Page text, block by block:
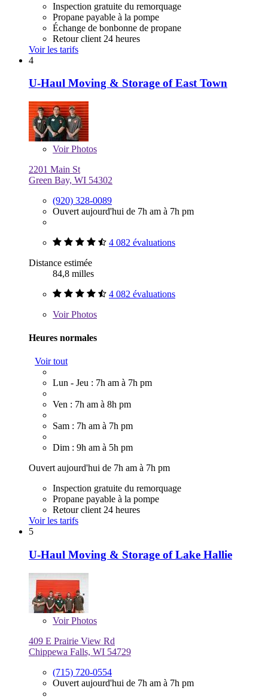
Inspection gratuite du remorquage
Propane payable à la pompe
Échange de bonbonne de propane
Retour client 24 heures
Voir les tarifs
4
U-Haul Moving & Storage of East Town
VoirPhotos
2201 Main St
Green Bay, WI 54302
(920) 328-0089
Ouvert aujourd'hui de 7h am à 7h pm
4 082 évaluations
Distance estimée
84,8 milles
4 082 évaluations
VoirPhotos
Heures normales
Voir tout
Lun - Jeu : 7h am à 7h pm
Ven : 7h am à 8h pm
Sam : 7h am à 7h pm
Dim : 9h am à 5h pm
Ouvert aujourd'hui de 7h am à 7h pm
Inspection gratuite du remorquage
Propane payable à la pompe
Retour client 24 heures
Voir les tarifs
5
U-Haul Moving & Storage of Lake Hallie
VoirPhotos
409 E Prairie View Rd
Chippewa Falls, WI 54729
(715) 720-0554
Ouvert aujourd'hui de 7h am à 7h pm